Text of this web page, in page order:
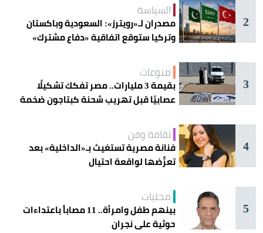
2
السياسة
مصدران لـ«رويترز»: السعودية وباكستان
وتركيا ستوقع اتفاقية «دفاع مشترك»
3
منوعات
بقيمة 3 مليارات.. مصر تفكك تشكيلًا
عصابيًا قبل تهريب شحنة كبتاجون ضخمة
4
ثقافة وفن
فنانة مصرية تستغيث بـ«الداخلية» بعد
تعرُّضها لواقعة احتيال
5
محليات
بينهم طفل وامرأة.. 11 مصاباً باعتداءات
حوثية على نجران